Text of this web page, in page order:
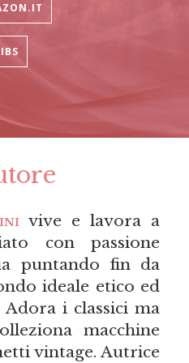
IBS
vive e lavora a
con passione
puntando fin da
ideale etico ed
i classici ma
macchine
vintage. Autrice